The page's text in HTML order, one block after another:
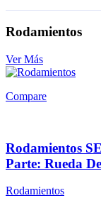
Rodamientos
Ver Más
Compare
Rodamientos
Parte: Rueda
Rodamientos